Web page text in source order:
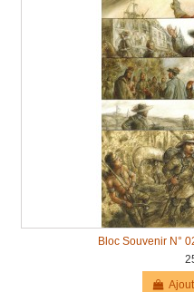
Bloc Souvenir N°